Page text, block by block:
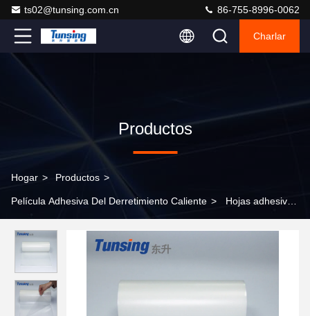
ts02@tunsing.com.cn 86-755-8996-0062
Charlar
Productos
Hogar > Productos >
Película Adhesiva Del Derretimiento Caliente > Hojas adhesivas
plástica adhesiva transparente para Patchs